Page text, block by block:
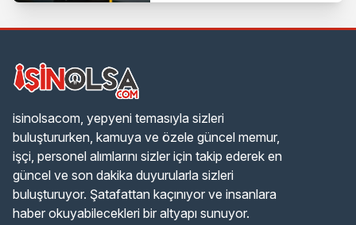
isinolsacom, yepyeni temasıyla sizleri
buluştururken, kamuya ve özele güncel memur,
işçi, personel alımlarını sizler için takip ederek en
güncel ve son dakika duyurularla sizleri
buluşturuyor. Şatafattan kaçınıyor ve insanlara
haber okuyabilecekleri bir altyapı sunuyor.